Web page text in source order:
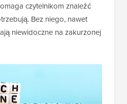
czytelnikom znaleźć
Bez niego, nawet
niewidoczne na zakurzonej